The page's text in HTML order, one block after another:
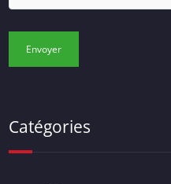
Catégories